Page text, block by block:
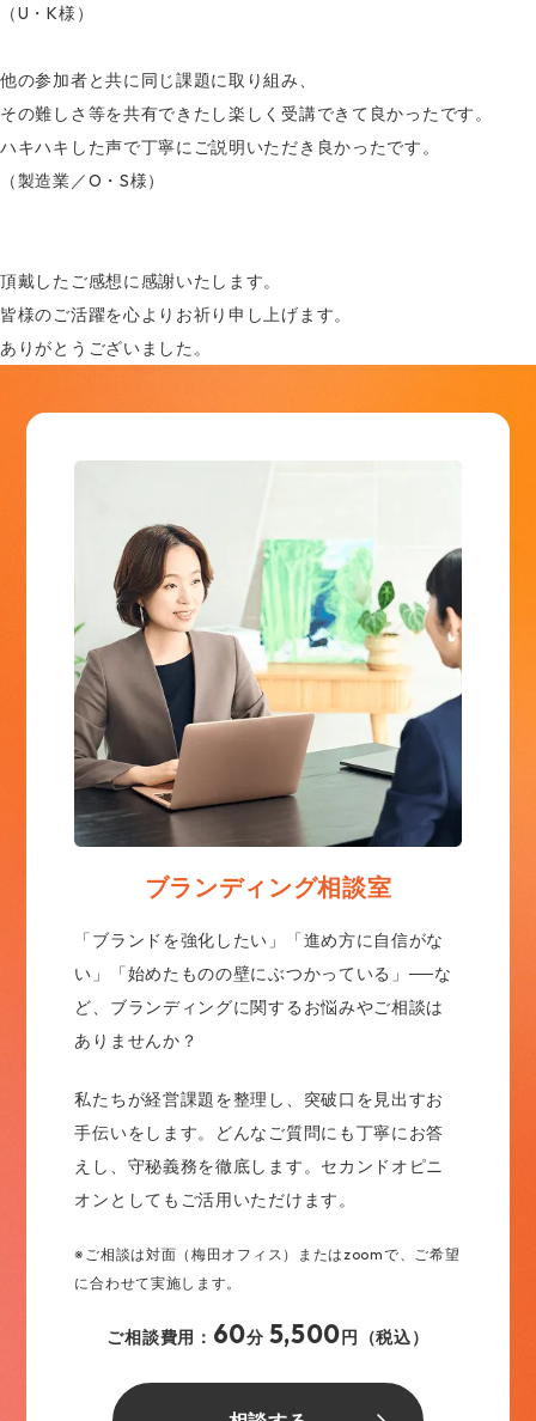
（U・K様）
他の参加者と共に同じ課題に取り組み、
その難しさ等を共有できたし楽しく受講できて良かったです。
ハキハキした声で丁寧にご説明いただき良かったです。
（製造業／O・S様）
頂戴したご感想に感謝いたします。
皆様のご活躍を心よりお祈り申し上げます。
ありがとうございました。
ブランディング相談室
「ブランドを強化したい」「進め方に自信がな
い」「始めたものの壁にぶつかっている」──な
ど、ブランディングに関するお悩みやご相談は
ありませんか？
私たちが経営課題を整理し、突破口を見出すお
手伝いをします。どんなご質問にも丁寧にお答
えし、守秘義務を徹底します。セカンドオピニ
オンとしてもご活用いただけます。
※ご相談は対面（梅田オフィス）またはzoomで、ご希望
に合わせて実施します。
ご相談費用： 60分 5,500 円（税込）